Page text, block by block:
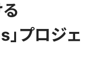
プロジェ